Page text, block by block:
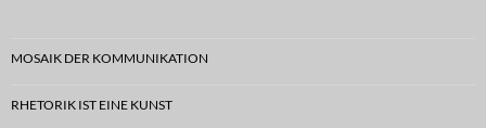
MOSAIK DER KOMMUNIKATION
RHETORIK IST EINE KUNST